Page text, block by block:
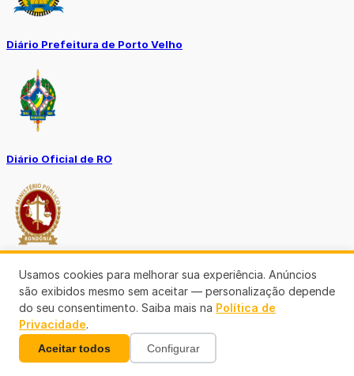
Diário Prefeitura de Porto Velho
Diário Oficial de RO
Transparência RO
Usamos cookies para melhorar sua experiência. Anúncios
são exibidos mesmo sem aceitar — personalização depende
do seu consentimento. Saiba mais na Política de
Privacidade.
Aceitar todos Configurar